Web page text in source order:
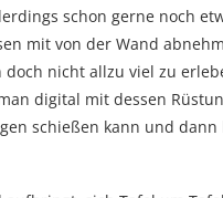
schon gerne noch
mit von der Wand
nicht allzu viel zu
digital mit dessen
schießen kann und